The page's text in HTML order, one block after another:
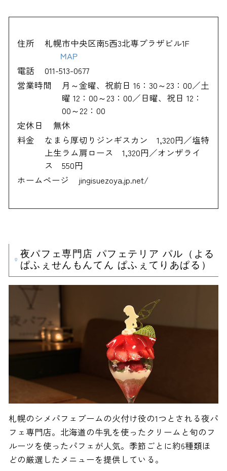
住所
札幌市中央区南5西3北専プラザビル1F
MAP
電話
011-513-0677
営業時間
月～金曜、祝前日 16：30～23：00／土
曜 12：00～23：00／日曜、祝日 12：
00～22：00
定休日
無休
料金
なまら厚切りジンギスカン 1,320円／塩特
上生ラム肩ロース 1,320円／オンザライ
ス 550円
ホームページ
jingisuezoya.jp.net/
夜パフェ専門店 パフェテリア パル（よる
ぱふぇせんもんてん ぱふぇてりあぱる）
札幌のシメパフェブームの火付け役の1つとされる夜パ
フェ専門店。北海道の牛乳を使ったクリームと旬のフ
ルーツを使ったパフェが人気。季節ごとに約6種類ほ
どの厳選したメニューを提供している。